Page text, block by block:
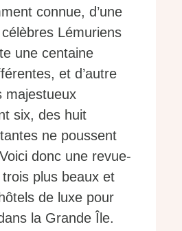
connue, d’une
Lémuriens
une centaine
et d’autre
majestueux
six, des huit
ne poussent
donc une revue-
plus beaux et
de luxe pour
la Grande Île.